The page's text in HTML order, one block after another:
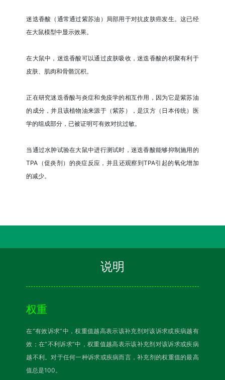
迷迭香酸（通常通过紫苏油）局部用于对抗皮肤癌发生。这已经
在大鼠模型中显示效果。
在大鼠中，迷迭香酸可以通过皮肤吸收，迷迭香酸的积聚有利于
皮肤、肌肉和骨骼沉积。
正在研究迷迭香酸与炎症和免疫学的相互作用，因为它是紫苏油
的成分，并且该植物油来源于（紫苏），是汉方（日本传统）医
学的组成部分，已被证明可有效对抗过敏。
当通过水肿试验在大鼠中进行测试时，迷迭香酸能够抑制施用的
TPA（促炎剂）的炎症反应，并且还观察到TPA引起的氧化增加
的减少。
说明
权重
在“有效诉求”中，权重值越高表示该补充剂对该诉求或疾病越有
效；在“不利诉求”中，权重值越高表示该补充剂对该诉求或疾病
越不利。对于任何一种诉求或疾病而言，补充剂的权重值的最高
值总是100。